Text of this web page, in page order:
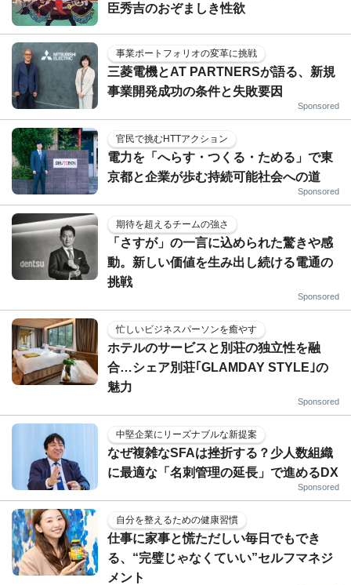
臣秀吉のおぞましき性欲
事業ポートフォリオの変革に挑戦
三菱電機とAT PARTNERSが語る、新規
事業開発成功の条件と失敗要因
Sponsored
官民で挑むHTTアクション
電力を「へらす・つくる・ためる」で東
京都と企業が歩む持続可能社会への道
Sponsored
期待を超えるチームの強さ
「さすが」の一言に込められた驚きや感
動。新しい価値を生み出し続ける電通の
挑戦
Sponsored
忙しいビジネスパーソンを癒やす
ホテルのサービスと別荘の独立性を融
合…シェア別荘｢GLAMDAY STYLE｣の
魅力
Sponsored
中堅企業にリーズナブルな新提案
なぜ複雑なSFAは挫折する？少人数組織
に最適な「名刺管理の延長」で進めるDX
Sponsored
自分を整えるための健康習慣
仕事に家事と慌ただしい毎日でもでき
る、“完璧じゃなくていい”セルフマネジ
メント